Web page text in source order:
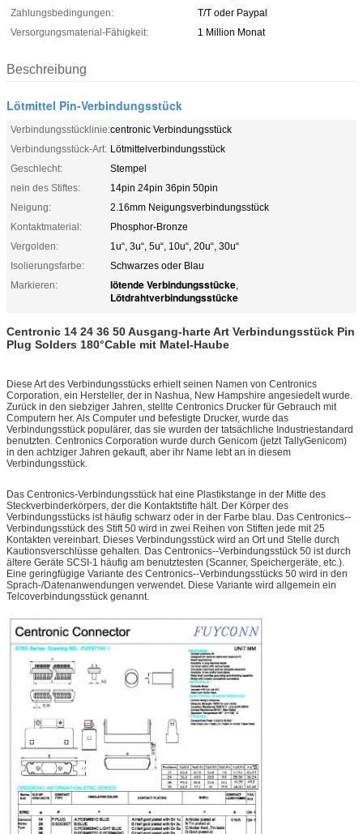
Zahlungsbedingungen:
T/T oder Paypal
Versorgungsmaterial-Fähigkeit:
1 Million Monat
Beschreibung
Lötmittel Pin-Verbindungsstück
Verbindungsstücklinie:centronic Verbindungsstück
Verbindungsstück-Art: Lötmittelverbindungsstück
Geschlecht:
Stempel
nein des Stiftes:
14pin 24pin 36pin 50pin
Neigung:
2.16mm Neigungsverbindungsstück
Kontaktmaterial:
Phosphor-Bronze
Vergolden:
1u“, 3u“, 5u“, 10u“, 20u“, 30u“
Isolierungsfarbe:
Schwarzes oder Blau
Markieren:
lötende Verbindungsstücke,
Lötdrahtverbindungsstücke
Centronic 14 24 36 50 Ausgang-harte Art Verbindungsstück Pin
Plug Solders 180°Cable mit Matel-Haube
Diese Art des Verbindungsstücks erhielt seinen Namen von Centronics
Corporation, ein Hersteller, der in Nashua, New Hampshire angesiedelt wurde.
Zurück in den siebziger Jahren, stellte Centronics Drucker für Gebrauch mit
Computern her. Als Computer und befestigte Drucker, wurde das
Verbindungsstück populärer, das sie wurden der tatsächliche Industriestandard
benutzten. Centronics Corporation wurde durch Genicom (jetzt TallyGenicom)
in den achtziger Jahren gekauft, aber ihr Name lebt an in diesem
Verbindungsstück.
Das Centronics-Verbindungsstück hat eine Plastikstange in der Mitte des
Steckverbinderkörpers, der die Kontaktstifte hält. Der Körper des
Verbindungsstücks ist häufig schwarz oder in der Farbe blau. Das Centronics--
Verbindungsstück des Stift 50 wird in zwei Reihen von Stiften jede mit 25
Kontakten vereinbart. Dieses Verbindungsstück wird an Ort und Stelle durch
Kautionsverschlüsse gehalten. Das Centronics--Verbindungsstück 50 ist durch
ältere Geräte SCSI-1 häufig am benutztesten (Scanner, Speichergeräte, etc.).
Eine geringfügige Variante des Centronics--Verbindungsstücks 50 wird in den
Sprach-/Datenanwendungen verwendet. Diese Variante wird allgemein ein
Telcoverbindungsstück genannt.